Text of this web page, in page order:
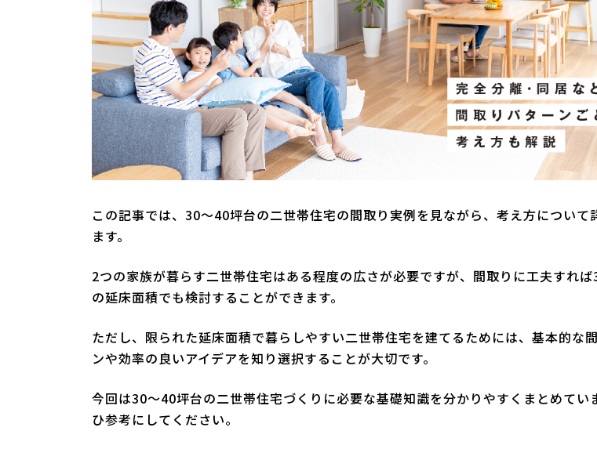
この記事では、30～40坪台の二世帯住宅の間取り実例を見ながら、考え方について
ます。
2つの家族が暮らす二世帯住宅はある程度の広さが必要ですが、間取りに工夫すれ
の延床面積でも検討することができます。
ただし、限られた延床面積で暮らしやすい二世帯住宅を建てるためには、基本的な
ンや効率の良いアイデアを知り選択することが大切です。
今回は30～40坪台の二世帯住宅づくりに必要な基礎知識を分かりやすくまとめてい
ひ参考にしてください。